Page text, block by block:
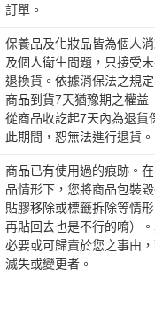
訂單。
保養品及化妝品皆為個人
及個人衛生問題，只接受
退換貨。依據消保法之規
商品到貨7天猶豫期之權益
從商品收訖起7天內為退貨
此期間，恕無法進行退貨。
商品已有使用過的痕跡。
品情形下，您將商品包裝
貼膠移除或標籤拆除等情
再貼回去也是不行的唷）
必要或可歸責於您之事由
滅失或變更者。